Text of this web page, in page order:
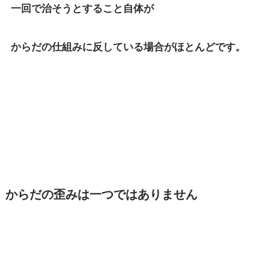
一回で治そうとすること自体が
からだの仕組みに反している場合がほとんどです。
からだの歪みは一つではありません